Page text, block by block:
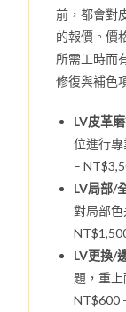
前，都會對
的報價。價
所需工時而
修復與補色
LV皮革
位進行
–
LV局部/
對局部
LV更換/
題，重
NT$600